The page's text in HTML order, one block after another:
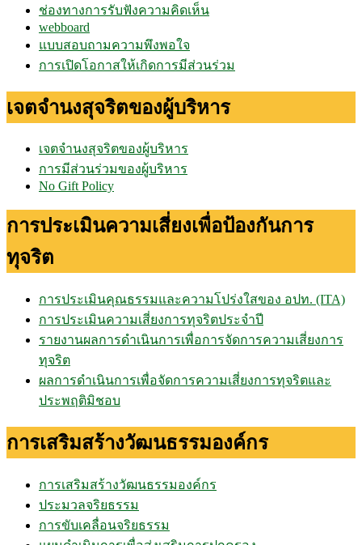
ช่องทางการรับฟังความคิดเห็น
webboard
แบบสอบถามความพึงพอใจ
การเปิดโอกาสให้เกิดการมีส่วนร่วม
เจตจำนงสุจริตของผู้บริหาร
เจตจำนงสุจริตของผู้บริหาร
การมีส่วนร่วมของผู้บริหาร
No Gift Policy
การประเมินความเสี่ยงเพื่อป้องกันการ
ทุจริต
การประเมินคุณธรรมและความโปร่งใสของ อปท. (ITA)
การประเมินความเสี่ยงการทุจริตประจำปี
รายงานผลการดำเนินการเพื่อการจัดการความเสี่ยงการ
ทุจริต
ผลการดำเนินการเพื่อจัดการความเสี่ยงการทุจริตและ
ประพฤติมิชอบ
การเสริมสร้างวัฒนธรรมองค์กร
การเสริมสร้างวัฒนธรรมองค์กร
ประมวลจริยธรรม
การขับเคลื่อนจริยธรรม